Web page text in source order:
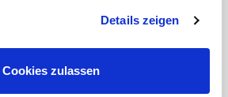
Details zeigen
Cookies zulassen